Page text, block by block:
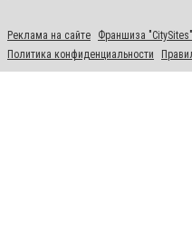
Реклама на сайте Франшиза "CitySites"
Политика конфиденциальности